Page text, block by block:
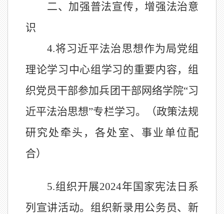
二、加强普法宣传，增强法治意
识
4.将习近平法治思想作为局党组
理论学习中心组学习的重要内容，组
织党员干部参加兵团干部网络学院“习
近平法治思想”专栏学习。（政策法规
研究处牵头，各处室、事业单位配
合）
5.组织开展2024年国家宪法日系
列宣讲活动。组织新录用公务员、新